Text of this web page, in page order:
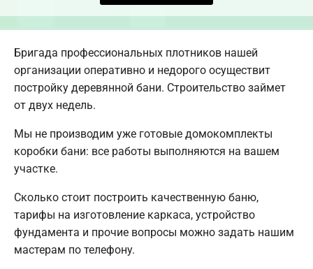
Бригада профессиональных плотников нашей
организации оперативно и недорого осуществит
постройку деревянной бани. Строительство займет
от двух недель.
Мы не производим уже готовые домокомплекты
коробки бани: все работы выполняются на вашем
участке.
Сколько стоит построить качественную баню,
тарифы на изготовление каркаса, устройство
фундамента и прочие вопросы можно задать нашим
мастерам по телефону.